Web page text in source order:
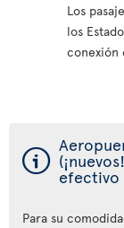
Los
los
conexión
ý efectivo
Para su